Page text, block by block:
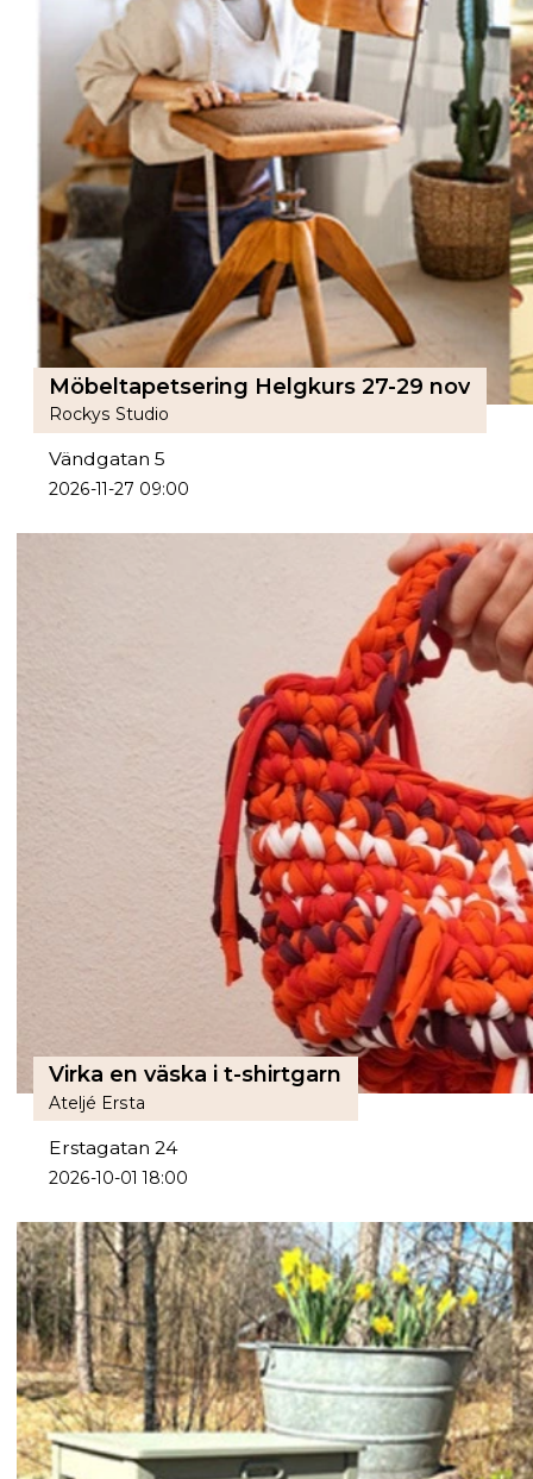
Möbeltapetsering Helgkurs 27-29 nov
Rockys Studio
Vändgatan 5
2026-11-27 09:00
Virka en väska i t-shirtgarn
Ateljé Ersta
Erstagatan 24
2026-10-01 18:00